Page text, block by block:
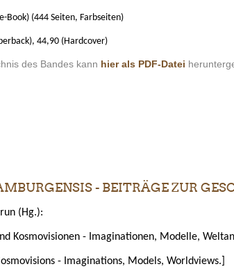
Book) (444 Seiten, Farbseiten)
44,90 (Hardcover)
des Bandes kann hier als PDF-Datei
- BEITRÄGE ZUR
(Hg.):
Kosmovisionen - Imaginationen, Modelle,
- Imaginations, Models, Worldviews.]